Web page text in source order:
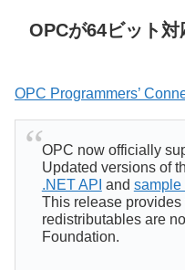
OPCが64ビット対
OPC Programmers’
OPC now officially
Updated versions of
.NET API and sample
This release provides
redistributables are
Foundation.